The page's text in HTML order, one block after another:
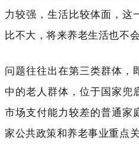
力较强，生活比较体面，这
比不大，将来养老生活也不
问题往往出在第三类群体，
中的老人群体，位于国家兜
市场支付能力较差的普通家
家公共政策和养老事业重点